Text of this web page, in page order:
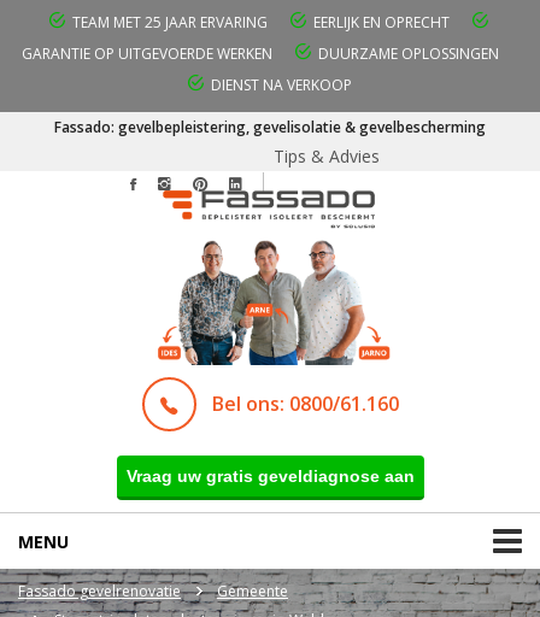
TEAM MET 25 JAAR ERVARING
EERLIJK EN OPRECHT
GARANTIE OP UITGEVOERDE WERKEN
DUURZAME OPLOSSINGEN
DIENST NA VERKOOP
Fassado: gevelbepleistering, gevelisolatie & gevelbescherming
Tips & Advies
Bel ons: 0800/61.160
Vraag uw gratis geveldiagnose aan
MENU
Fassado gevelrenovatie
Gemeente